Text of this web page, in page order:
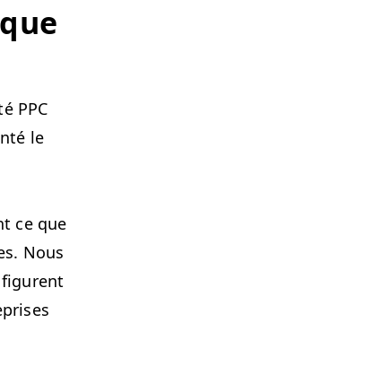
PPC
le
ce que
Nous